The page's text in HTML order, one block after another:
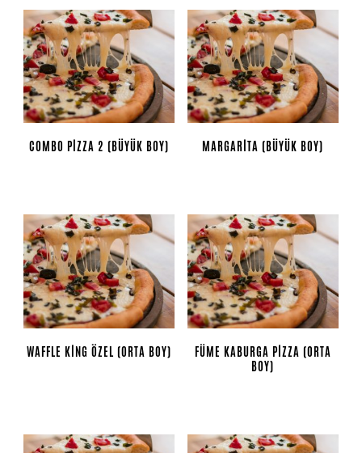
COMBO PIZZA 2 (BÜYÜK BOY) MARGARITA (BÜYÜK BOY)
WAFFLE KING ÖZEL (ORTA BOY)
FÜME KABURGA PIZZA (ORTA
BOY)